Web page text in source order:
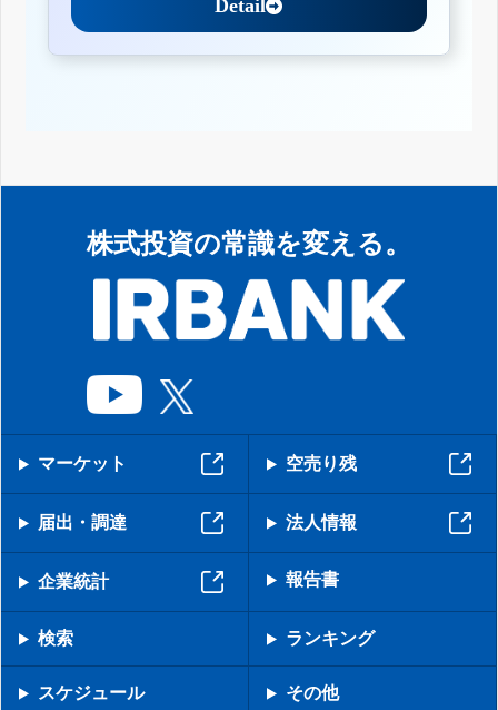
Detail
株式投資の常識を変える。
マーケット 空売り残
届出・調達 法人情報
企業統計 報告書
検索 ランキング
スケジュール その他